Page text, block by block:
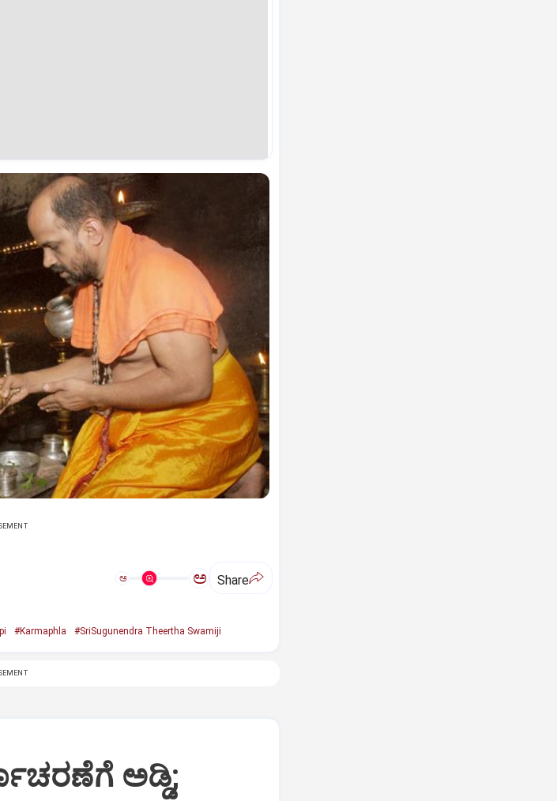
ಅ ಅ Share
#Karmaphla #SriSugunendra Theertha Swamiji
ಅಡ್ಡಿ;